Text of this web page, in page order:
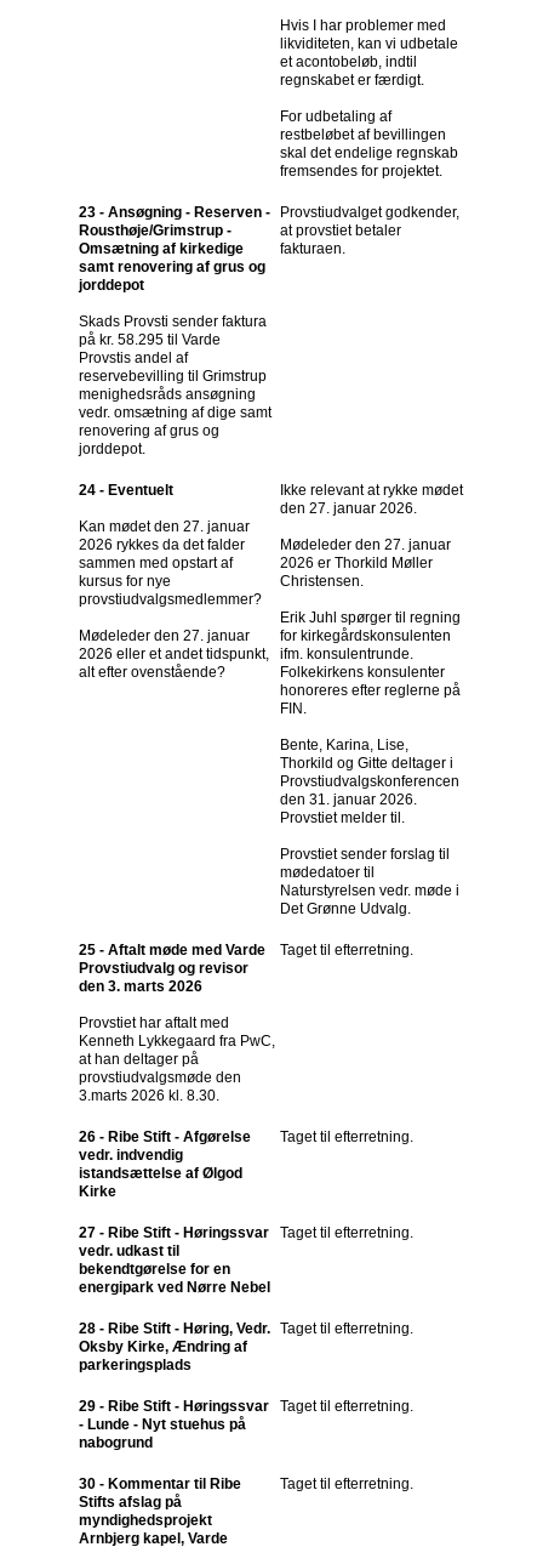
Hvis I har problemer med
likviditeten, kan vi udbetale
et acontobeløb, indtil
regnskabet er færdigt.
For udbetaling af
restbeløbet af bevillingen
skal det endelige regnskab
fremsendes for projektet.
23 - Ansøgning - Reserven -
Rousthøje/Grimstrup -
Omsætning af kirkedige
samt renovering af grus og
jorddepot
Skads Provsti sender faktura
på kr. 58.295 til Varde
Provstis andel af
reservebevilling til Grimstrup
menighedsråds ansøgning
vedr. omsætning af dige samt
renovering af grus og
jorddepot.
Provstiudvalget godkender,
at provstiet betaler
fakturaen.
24 - Eventuelt
Kan mødet den 27. januar
2026 rykkes da det falder
sammen med opstart af
kursus for nye
provstiudvalgsmedlemmer?
Mødeleder den 27. januar
2026 eller et andet tidspunkt,
alt efter ovenstående?
Ikke relevant at rykke mødet
den 27. januar 2026.
Mødeleder den 27. januar
2026 er Thorkild Møller
Christensen.
Erik Juhl spørger til regning
for kirkegårdskonsulenten
ifm. konsulentrunde.
Folkekirkens konsulenter
honoreres efter reglerne på
FIN.
Bente, Karina, Lise,
Thorkild og Gitte deltager i
Provstiudvalgskonferencen
den 31. januar 2026.
Provstiet melder til.
Provstiet sender forslag til
mødedatoer til
Naturstyrelsen vedr. møde i
Det Grønne Udvalg.
25 - Aftalt møde med Varde
Provstiudvalg og revisor
den 3. marts 2026
Provstiet har aftalt med
Kenneth Lykkegaard fra PwC,
at han deltager på
provstiudvalgsmøde den
3.marts 2026 kl. 8.30.
Taget til efterretning.
26 - Ribe Stift - Afgørelse
vedr. indvendig
istandsættelse af Ølgod
Kirke
Taget til efterretning.
27 - Ribe Stift - Høringssvar
vedr. udkast til
bekendtgørelse for en
energipark ved Nørre Nebel
Taget til efterretning.
28 - Ribe Stift - Høring, Vedr.
Oksby Kirke, Ændring af
parkeringsplads
Taget til efterretning.
29 - Ribe Stift - Høringssvar
- Lunde - Nyt stuehus på
nabogrund
Taget til efterretning.
30 - Kommentar til Ribe
Stifts afslag på
myndighedsprojekt
Arnbjerg kapel, Varde
Taget til efterretning.